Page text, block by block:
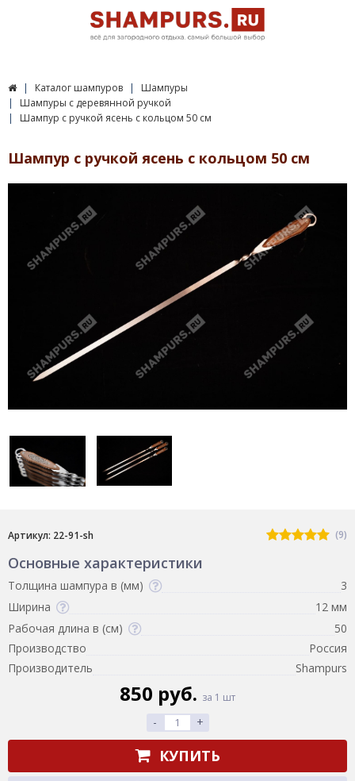
Каталог шампуров
Шампуры
Шампуры с деревянной ручкой
Шампур с ручкой ясень с кольцом 50 см
Шампур с ручкой ясень с кольцом 50 см
Артикул: 22-91-sh (9)
Основные характеристики
Толщина шампура в (мм)
3
Ширина
12 мм
Рабочая длина в (см)
50
Производство
Россия
Производитель
Shampurs
850 руб. за 1 шт
- +
КУПИТЬ